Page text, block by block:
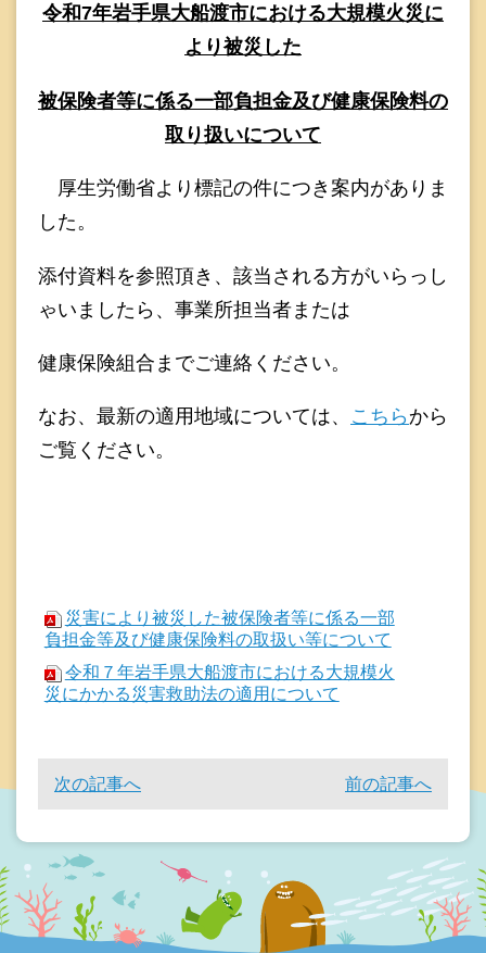
令和7年岩手県大船渡市における大規模火災に
より被災した
被保険者等に係る一部負担金及び健康保険料の
取り扱いについて
厚生労働省より標記の件につき案内がありま
した。
添付資料を参照頂き、該当される方がいらっし
ゃいましたら、事業所担当者または
健康保険組合までご連絡ください。
なお、最新の適用地域については、 こちらから
ご覧ください。
災害により被災した被保険者等に係る一部
負担金等及び健康保険料の取扱い等について
令和７年岩手県大船渡市における大規模火
災にかかる災害救助法の適用について
次の記事へ 前の記事へ